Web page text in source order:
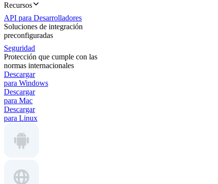
Recursos
API para Desarrolladores
Soluciones de integración
preconfiguradas
Seguridad
Protección que cumple con las
normas internacionales
Descargar
para Windows
Descargar
para Mac
Descargar
para Linux